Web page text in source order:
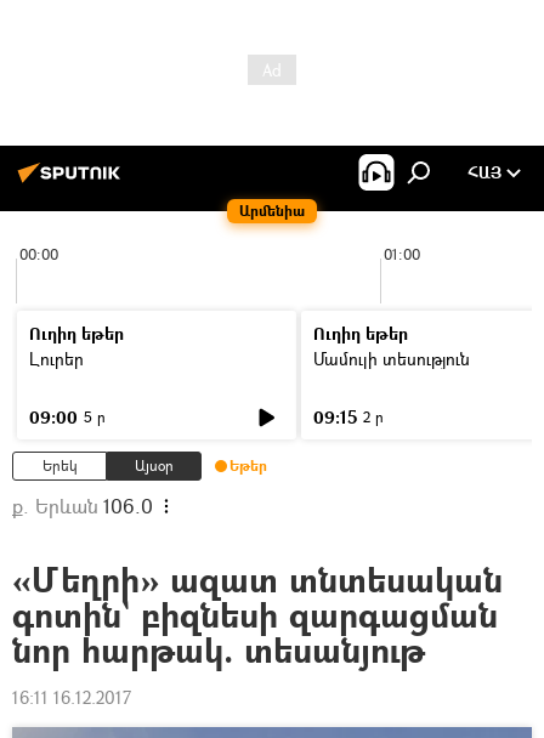
Արմենիա
ՀԱՅ
00:00 01:00
Ուղիղ եթեր
Լուրեր
09:00 5 ր
Ուղիղ եթեր
Մամուլի տեսություն
09:15 2 ր
Երեկ Այսօր Եթեր
ք. Երևան 106.0
«Մեղրի» ազատ տնտեսական
գոտին` բիզնեսի զարգացման
նոր հարթակ. տեսանյութ
16:11 16.12.2017